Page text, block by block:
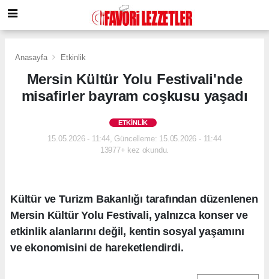
Anasayfa Etkinlik
Mersin Kültür Yolu Festivali'nde
misafirler bayram coşkusu yaşadı
ETKINLIK
15.05.2026 - 11:44, Güncelleme: 15.05.2026 - 11:44
13977+ kez okundu.
Kültür ve Turizm Bakanlığı tarafından düzenlenen
Mersin Kültür Yolu Festivali, yalnızca konser ve
etkinlik alanlarını değil, kentin sosyal yaşamını
ve ekonomisini de hareketlendirdi.